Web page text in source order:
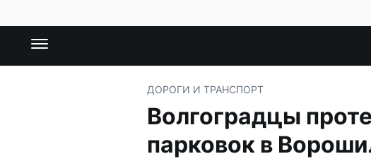
ДОРОГИ И ТРАНСПОРТ
Волгоградцы
парковок в